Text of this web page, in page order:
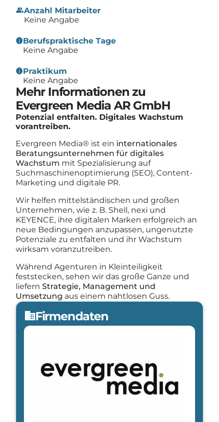
groupAnzahl Mitarbeiter
Keine Angabe
infoBerufspraktische Tage
Keine Angabe
infoPraktikum
Keine Angabe
Mehr Informationen zu
Evergreen Media AR GmbH
Potenzial entfalten. Digitales Wachstum
vorantreiben.
Evergreen Media® ist ein internationales
Beratungsunternehmen für digitales
Wachstum mit Spezialisierung auf
Suchmaschinenoptimierung (SEO), Content-
Marketing und digitale PR.
Wir helfen mittelständischen und großen
Unternehmen, wie z. B. Shell, nexi und
KEYENCE, ihre digitalen Marken erfolgreich an
neue Bedingungen anzupassen, ungenutzte
Potenziale zu entfalten und ihr Wachstum
wirksam voranzutreiben.
Während Agenturen in Kleinteiligkeit
feststecken, sehen wir das große Ganze und
liefern Strategie, Management und
Umsetzung aus einem nahtlosen Guss.
domainFirmendaten